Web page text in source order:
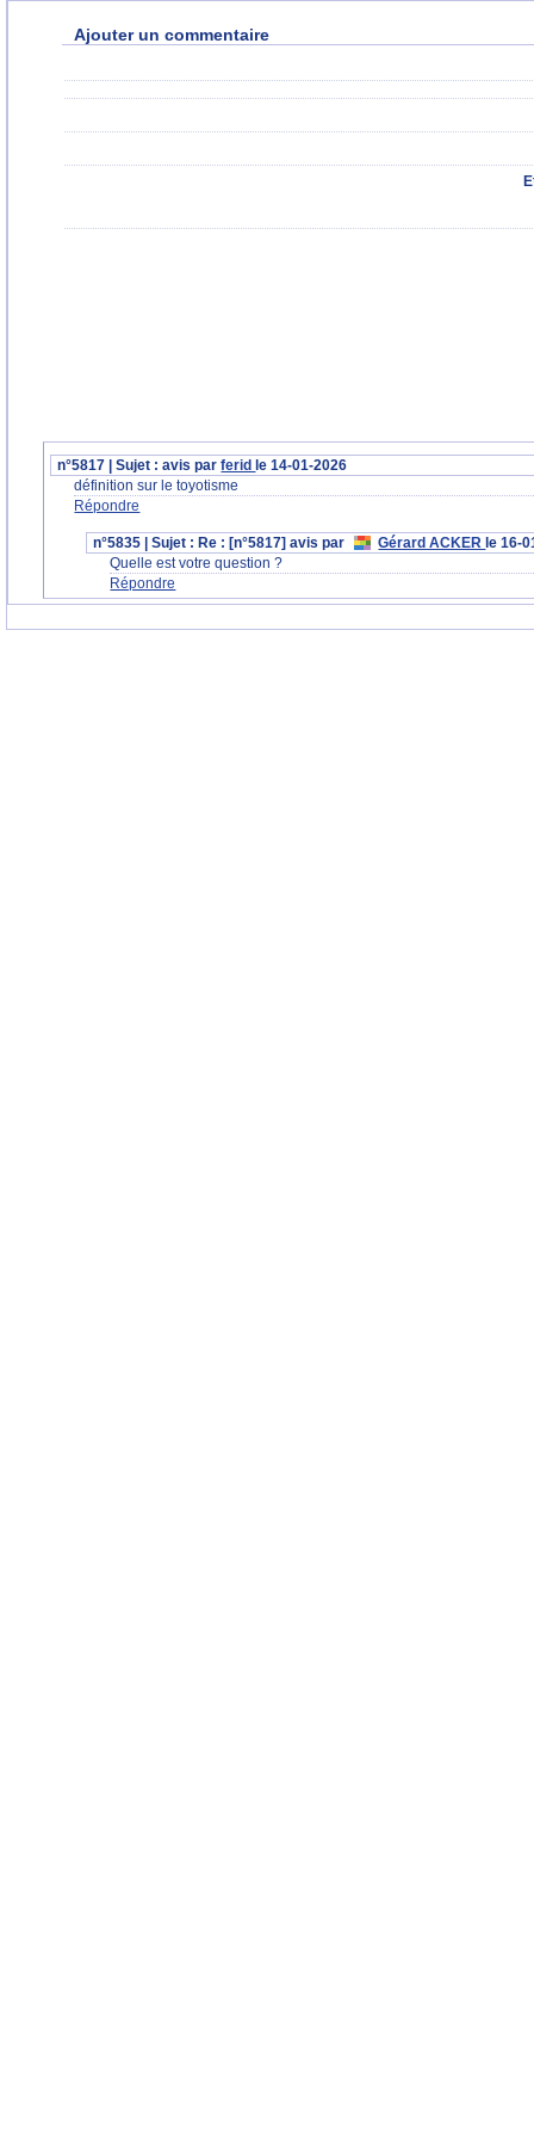
Ajouter un commentaire
n°5817 | Sujet : avis parferid
le 14-01-2026
définition sur le toyotisme
Répondre
n°5835 | Sujet : Re : [n°5817] avis par Gérard ACKER le 16-
Quelle est votre question ?
Répondre